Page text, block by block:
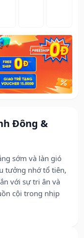
Đông &
sớm và làn gió
tưởng nhớ tổ tiên,
với sự tri ân và
cội trong nhịp